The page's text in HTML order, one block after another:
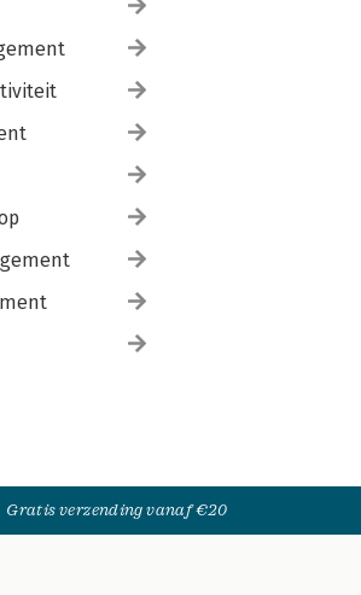
Gratis verzending vanaf €20